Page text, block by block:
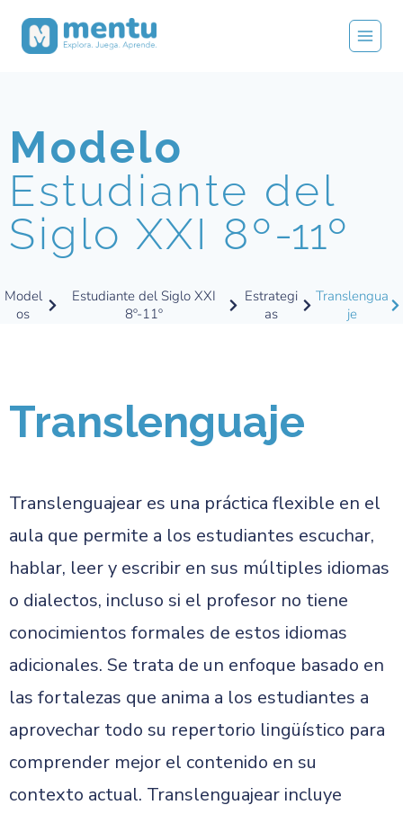
Modelo
Estudiante del
Siglo XXI 8º-11º
Model
os
Estudiante del Siglo XXI
8º-11º
Estrategi
as
Translengua
je
Translenguaje
Translenguajear es una práctica flexible en el
aula que permite a los estudiantes escuchar,
hablar, leer y escribir en sus múltiples idiomas
o dialectos, incluso si el profesor no tiene
conocimientos formales de estos idiomas
adicionales. Se trata de un enfoque basado en
las fortalezas que anima a los estudiantes a
aprovechar todo su repertorio lingüístico para
comprender mejor el contenido en su
contexto actual. Translenguajear incluye